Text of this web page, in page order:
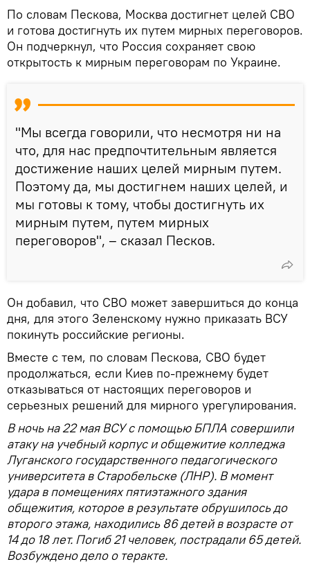
По словам Пескова, Москва достигнет целей СВО
и готова достигнуть их путем мирных переговоров.
Он подчеркнул, что Россия сохраняет свою
открытость к мирным переговорам по Украине.
"Мы всегда говорили, что несмотря ни на
что, для нас предпочтительным является
достижение наших целей мирным путем.
Поэтому да, мы достигнем наших целей, и
мы готовы к тому, чтобы достигнуть их
мирным путем, путем мирных
переговоров", – сказал Песков.
Он добавил, что СВО может завершиться до конца
дня, для этого Зеленскому нужно приказать ВСУ
покинуть российские регионы.
Вместе с тем, по словам Пескова, СВО будет
продолжаться, если Киев по-прежнему будет
отказываться от настоящих переговоров и
серьезных решений для мирного урегулирования.
В ночь на 22 мая ВСУ с помощью БПЛА совершили
атаку на учебный корпус и общежитие колледжа
Луганского государственного педагогического
университета в Старобельске (ЛНР). В момент
удара в помещениях пятиэтажного здания
общежития, которое в результате обрушилось до
второго этажа, находились 86 детей в возрасте от
14 до 18 лет. Погиб 21 человек, пострадали 65 детей.
Возбуждено дело о теракте.